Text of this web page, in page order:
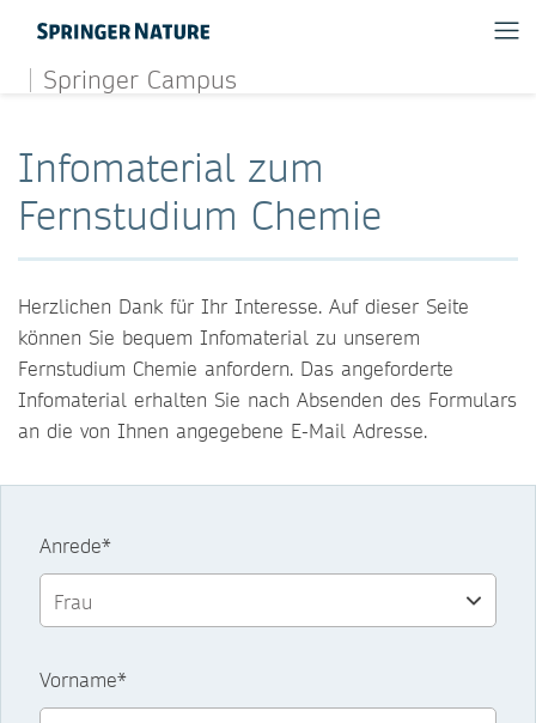
Springer Campus
Infomaterial zum
Fernstudium Chemie
Herzlichen Dank für Ihr Interesse. Auf dieser Seite
können Sie bequem Infomaterial zu unserem
Fernstudium Chemie anfordern. Das angeforderte
Infomaterial erhalten Sie nach Absenden des Formulars
an die von Ihnen angegebene E-Mail Adresse.
Anrede*
Vorname*